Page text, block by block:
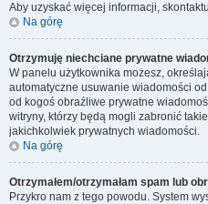
Aby uzyskać więcej informacji,
Na górę
Otrzymuję niechciane prywatne
W panelu użytkownika możesz,
automatyczne usuwanie wiadomości
od kogoś obraźliwe prywatne
witryny, którzy będą mogli zabronić
jakichkolwiek prywatnych wiadomości.
Na górę
Otrzymałem/otrzymałam spam lub
Przykro nam z tego powodu. System